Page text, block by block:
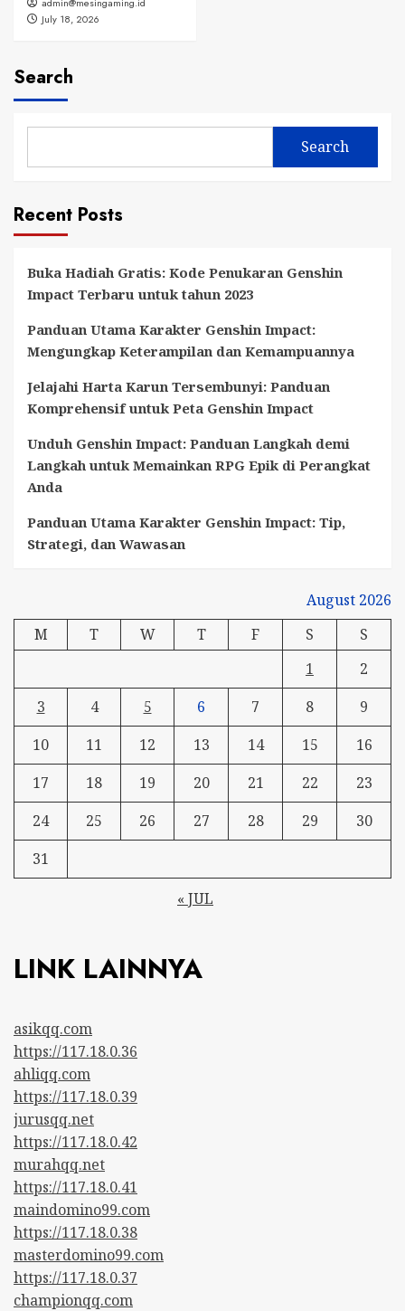
July 18, 2026
Search
Search
Recent Posts
Buka Hadiah Gratis: Kode Penukaran Genshin
Impact Terbaru untuk tahun 2023
Panduan Utama Karakter Genshin Impact:
Mengungkap Keterampilan dan Kemampuannya
Jelajahi Harta Karun Tersembunyi: Panduan
Komprehensif untuk Peta Genshin Impact
Unduh Genshin Impact: Panduan Langkah demi
Langkah untuk Memainkan RPG Epik di Perangkat
Anda
Panduan Utama Karakter Genshin Impact: Tip,
Strategi, dan Wawasan
August 2026
M
T W T F S
S
1
2
3
4 5 6 7 8
9
10
11 12 13 14 15
16
17
18 19 20 21 22
23
24
25 26 27 28 29
30
31
« JUL
LINK LAINNYA
asikqq.com
https://117.18.0.36
ahliqq.com
https://117.18.0.39
jurusqq.net
https://117.18.0.42
murahqq.net
https://117.18.0.41
maindomino99.com
https://117.18.0.38
masterdomino99.com
https://117.18.0.37
championqq.com